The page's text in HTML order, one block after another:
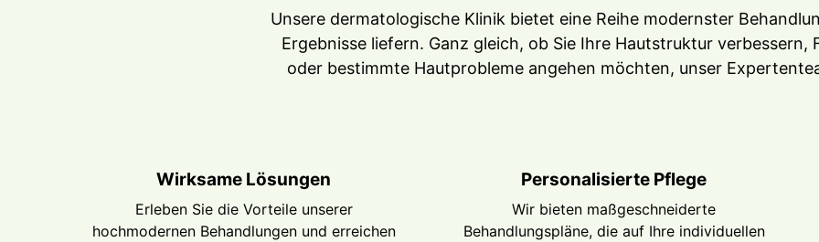
Unsere dermatologische Klinik bietet eine Reihe modernster
Ergebnisse liefern. Ganz gleich, ob Sie Ihre Hautstruktur verbessern,
oder bestimmte Hautprobleme angehen möchten, unser
Wirksame Lösungen
Erleben Sie die Vorteile unserer
hochmodernen Behandlungen und erreichen
Personalisierte Pflege
Wir bieten maßgeschneiderte
Behandlungspläne, die auf Ihre individuellen